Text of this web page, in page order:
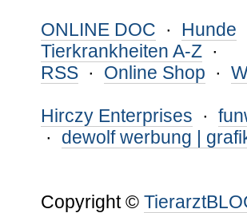
ONLINE DOC · Hunde
Tierkrankheiten A-Z ·
RSS · Online Shop ·
Hirczy Enterprises ·
· dewolf werbung |
Copyright ©